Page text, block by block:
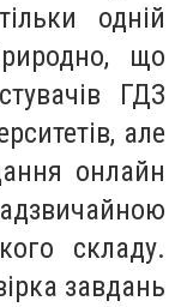
одній
що
ГДЗ
але
онлайн
складу.
завдань